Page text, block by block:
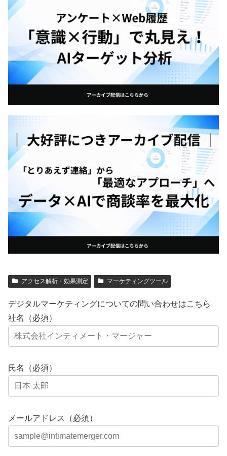
アクセス解析・効果測定 マーケティングツール
デジタルマーケティングについての問い合わせはこちら
社名（必須）
氏名（必須）
メールアドレス（必須）